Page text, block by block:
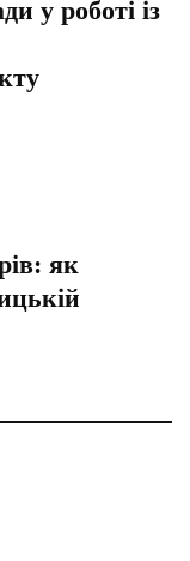
у роботі із
як